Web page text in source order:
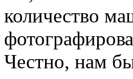
количество
Честно, нам